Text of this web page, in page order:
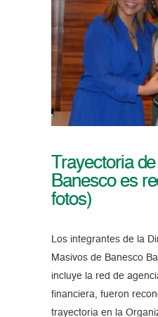
Trayectoria
Banesco es
fotos)
Los integrantes de la
Masivos de Banesco
incluye la red de
financiera, fueron
trayectoria en la